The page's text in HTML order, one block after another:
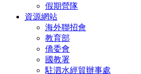
假期營隊
資源網站
海外聯招會
教育部
僑委會
國教署
駐泗水經貿辦事處